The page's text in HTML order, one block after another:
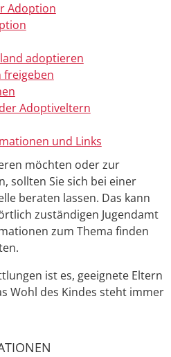
Adoption
adoptieren
freigeben
Adoptiveltern
und Links
möchten oder zur
sollten Sie sich bei einer
beraten lassen. Das kann
zuständigen Jugendamt
zum Thema finden
ist es, geeignete Eltern
Wohl des Kindes steht immer